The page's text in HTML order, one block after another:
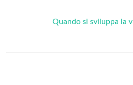
Quando si sviluppa la